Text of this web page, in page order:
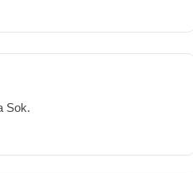
Sok.